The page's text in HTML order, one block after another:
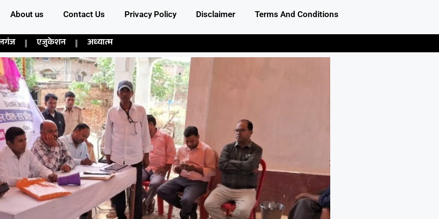
About us Contact Us Privacy Policy Disclaimer Terms And Conditions
एजुकेशन अध्यात्म